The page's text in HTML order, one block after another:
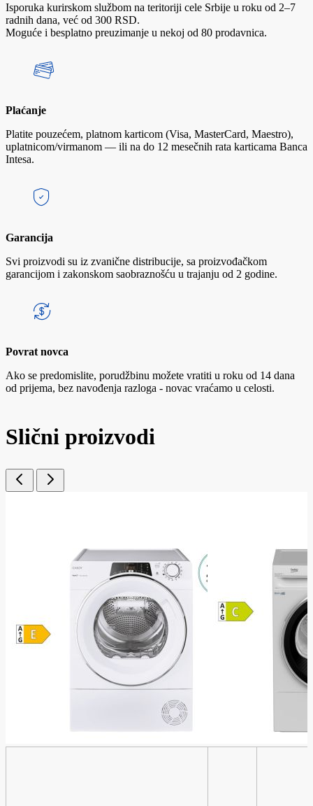
Isporuka kurirskom službom na teritoriji cele Srbije u roku od 2–7
radnih dana, već od 300 RSD.
Moguće i besplatno preuzimanje u nekoj od 80 prodavnica.
Plaćanje
Platite pouzećem, platnom karticom (Visa, MasterCard, Maestro),
uplatnicom/virmanom — ili na do 12 mesečnih rata karticama Banca
Intesa.
Garancija
Svi proizvodi su iz zvanične distribucije, sa proizvođačkom
garancijom i zakonskom saobraznošću u trajanju od 2 godine.
Povrat novca
Ako se predomislite, porudžbinu možete vratiti u roku od 14 dana
od prijema, bez navođenja razloga - novac vraćamo u celosti.
Slični proizvodi